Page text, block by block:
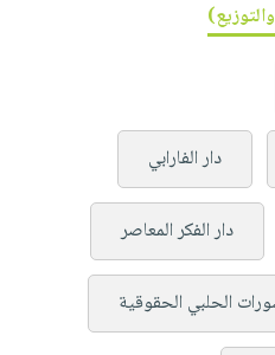
دار الفارابي
دار الفكر المعاصر
الحلبي الحقوقية